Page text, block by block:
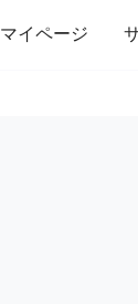
マイページ
修理・組立